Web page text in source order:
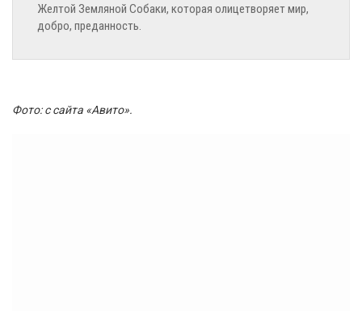
Желтой Земляной Собаки, которая олицетворяет мир,
добро, преданность.
Фото: с сайта «Авито».